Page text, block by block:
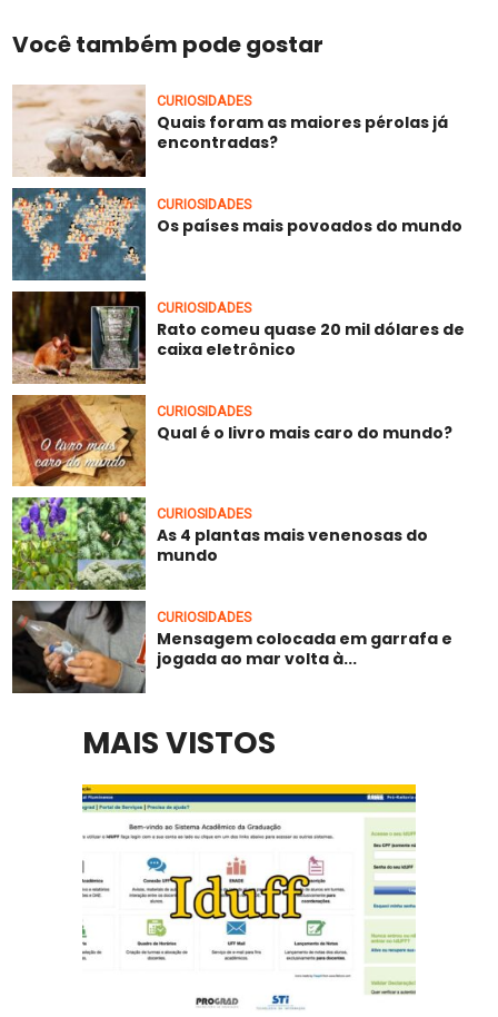
Você também pode gostar
CURIOSIDADES
Quais foram as maiores pérolas já
encontradas?
CURIOSIDADES
Os países mais povoados do mundo
CURIOSIDADES
Rato comeu quase 20 mil dólares de
caixa eletrônico
CURIOSIDADES
Qual é o livro mais caro do mundo?
CURIOSIDADES
As 4 plantas mais venenosas do
mundo
CURIOSIDADES
Mensagem colocada em garrafa e
jogada ao mar volta à...
MAIS VISTOS